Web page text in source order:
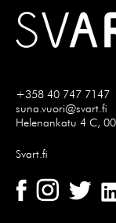
+358 40 747 7147
suna.vuori@svart.fi
Helenankatu 4 C,
Svart.fi